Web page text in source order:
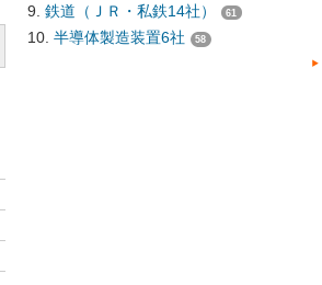
鉄道（ＪＲ・私鉄14社） 61
半導体製造装置6社 58